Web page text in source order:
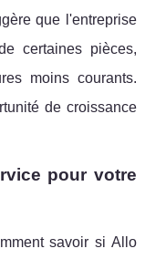
que l'entreprise
certaines pièces,
moins courants.
de croissance
pour votre
savoir si Allo